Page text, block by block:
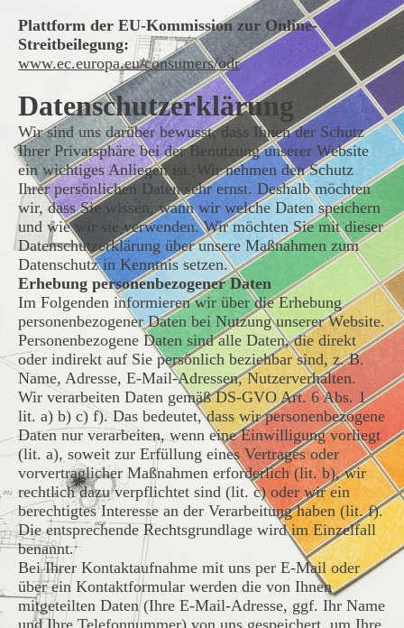
Plattform der EU-Kommission zur Online-
Streitbeilegung:
www.ec.europa.eu/consumers/odr
Datenschutz­erklärung
Wir sind uns darüber bewusst, dass Ihnen der Schutz
Ihrer Privatsphäre bei der Benutzung unserer Website
ein wichtiges Anliegen ist. Wir nehmen den Schutz
Ihrer persönlichen Daten sehr ernst. Deshalb möchten
wir, dass Sie wissen, wann wir welche Daten speichern
und wie wir sie verwenden. Wir möchten Sie mit dieser
Datenschutzerklärung über unsere Maßnahmen zum
Datenschutz in Kenntnis setzen.
Erhebung personenbezogener Daten
Im Folgenden informieren wir über die Erhebung
personenbezogener Daten bei Nutzung unserer Website.
Personenbezogene Daten sind alle Daten, die direkt
oder indirekt auf Sie persönlich beziehbar sind, z. B.
Name, Adresse, E-Mail-Adressen, Nutzerverhalten.
Wir verarbeiten Daten gemäß DS-GVO Art. 6 Abs. 1
lit. a) b) c) f). Das bedeutet, dass wir personenbezogene
Daten nur verarbeiten, wenn eine Einwilligung vorliegt
(lit. a), soweit zur Erfüllung eines Vertrages oder
vorvertraglicher Maßnahmen erforderlich (lit. b), wir
rechtlich dazu verpflichtet sind (lit. c) oder wir ein
berechtigtes Interesse an der Verarbeitung haben (lit. f).
Die entsprechende Rechtsgrundlage wird im Einzelfall
benannt.
Bei Ihrer Kontaktaufnahme mit uns per E-Mail oder
über ein Kontaktformular werden die von Ihnen
mitgeteilten Daten (Ihre E-Mail-Adresse, ggf. Ihr Name
und Ihre Telefonnummer) von uns gespeichert, um Ihre